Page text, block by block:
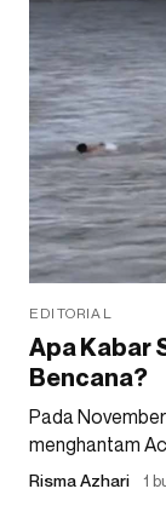
EDITORIAL
Apa Kabar
Bencana?
Pada
menghantam
Risma Azhari 1